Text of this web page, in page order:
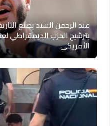
عبد الرحمن السيد يصنع
بترشيح الحزب الديمقراطي
الأمريكي